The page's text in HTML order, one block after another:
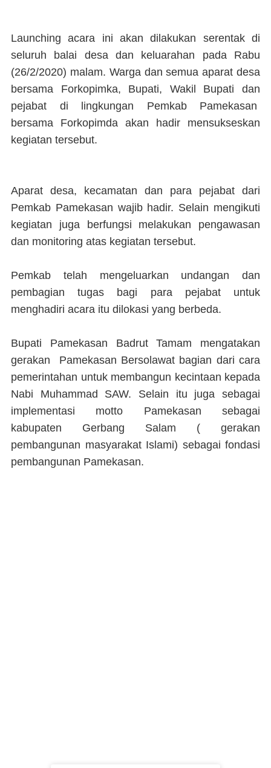
Launching acara ini akan dilakukan serentak di
seluruh balai desa dan keluarahan pada Rabu
(26/2/2020) malam. Warga dan semua aparat desa
bersama Forkopimka, Bupati, Wakil Bupati dan
pejabat di lingkungan Pemkab Pamekasan
bersama Forkopimda akan hadir mensukseskan
kegiatan tersebut.
Aparat desa, kecamatan dan para pejabat dari
Pemkab Pamekasan wajib hadir. Selain mengikuti
kegiatan juga berfungsi melakukan pengawasan
dan monitoring atas kegiatan tersebut.
Pemkab telah mengeluarkan undangan dan
pembagian tugas bagi para pejabat untuk
menghadiri acara itu dilokasi yang berbeda.
Bupati Pamekasan Badrut Tamam mengatakan
gerakan Pamekasan Bersolawat bagian dari cara
pemerintahan untuk membangun kecintaan kepada
Nabi Muhammad SAW. Selain itu juga sebagai
implementasi motto Pamekasan sebagai
kabupaten Gerbang Salam ( gerakan
pembangunan masyarakat Islami) sebagai fondasi
pembangunan Pamekasan.